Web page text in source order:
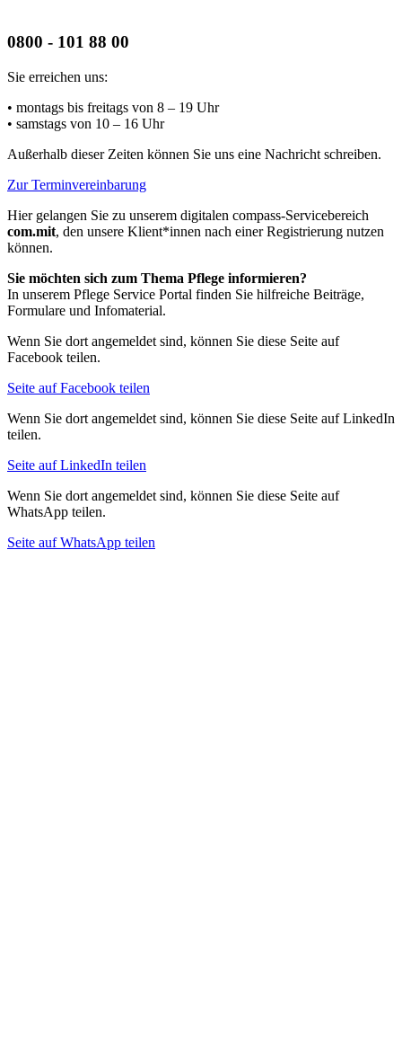
0800 - 101 88 00
Sie erreichen uns:
• montags bis freitags von 8 – 19 Uhr
• samstags von 10 – 16 Uhr
Außerhalb dieser Zeiten können Sie uns eine Nachricht schreiben.
Zur Terminvereinbarung
Hier gelangen Sie zu unserem digitalen compass-Servicebereich
com.mit, den unsere Klient*innen nach einer Registrierung nutzen
können.
Sie möchten sich zum Thema Pflege informieren?
In unserem Pflege Service Portal finden Sie hilfreiche Beiträge,
Formulare und Infomaterial.
Wenn Sie dort angemeldet sind, können Sie diese Seite auf
Facebook teilen.
Seite auf Facebook teilen
Wenn Sie dort angemeldet sind, können Sie diese Seite auf LinkedIn
teilen.
Seite auf LinkedIn teilen
Wenn Sie dort angemeldet sind, können Sie diese Seite auf
WhatsApp teilen.
Seite auf WhatsApp teilen